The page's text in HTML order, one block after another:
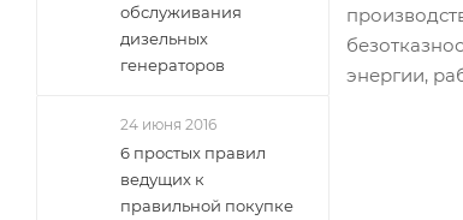
энергии,
обслуживания
дизельных
генераторов
24 июня 2016
6 простых правил
ведущих к
правильной покупке